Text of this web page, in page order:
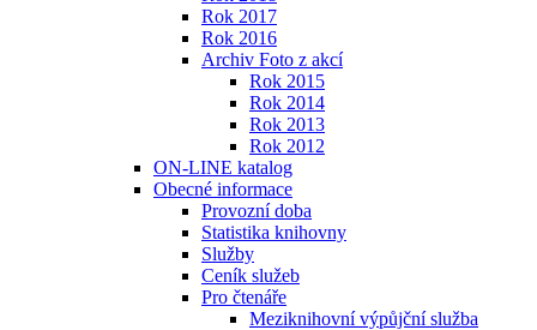
Rok 2017
Rok 2016
Archiv Foto z akcí
Rok 2015
Rok 2014
Rok 2013
Rok 2012
ON-LINE katalog
Obecné informace
Provozní doba
Statistika knihovny
Služby
Ceník služeb
Pro čtenáře
Meziknihovní výpůjční služba